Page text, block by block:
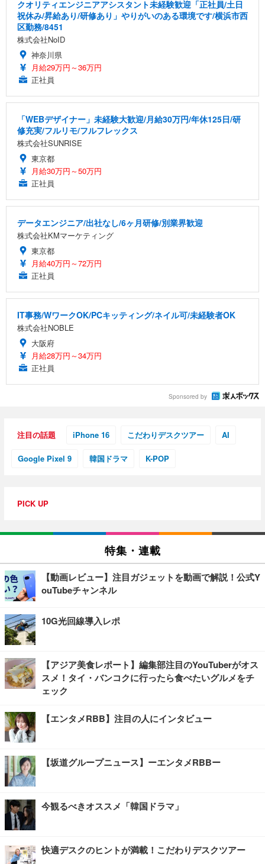
クオリティエンジニアアシスタント未経験歓迎「正社員/土日
祝休み/昇給あり/研修あり」やりがいのある環境です/横浜市西
区勤務/8451
株式会社NoID
神奈川県
月給29万円～36万円
正社員
「WEBデザイナー」未経験大歓迎/月給30万円/年休125日/研
修充実/フルリモ/フルフレックス
株式会社SUNRISE
東京都
月給30万円～50万円
正社員
データエンジニア/出社なし/6ヶ月研修/別業界歓迎
株式会社KMマーケティング
東京都
月給40万円～72万円
正社員
IT事務/WワークOK/PCキッティング/ネイル可/未経験者OK
株式会社NOBLE
大阪府
月給28万円～34万円
正社員
Sponsored by
注目の話題 iPhone 16 こだわりデスクツアー AI
Google Pixel 9 韓国ドラマ K-POP
PICK UP
特集・連載
【動画レビュー】注目ガジェットを動画で解説！公式Y
ouTubeチャンネル
10G光回線導入レポ
【アジア美食レポート】編集部注目のYouTuberがオス
スメ！タイ・バンコクに行ったら食べたいグルメをチ
ェック
【エンタメRBB】注目の人にインタビュー
【坂道グループニュース】ーエンタメRBBー
今観るべきオススメ「韓国ドラマ」
快適デスクのヒントが満載！こだわりデスクツアー